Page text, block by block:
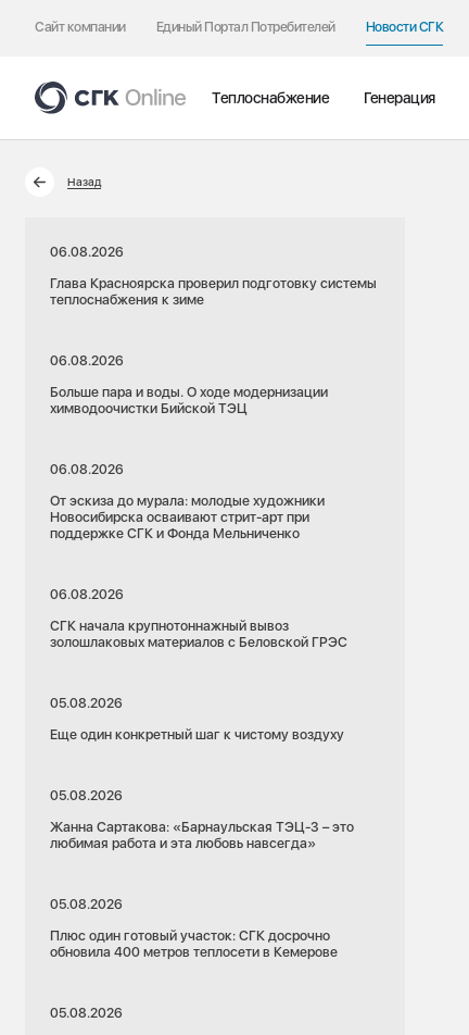
Сайт компании Единый Портал Потребителей Новости СГК
Теплоснабжение Генерация
Назад
06.08.2026
Глава Красноярска проверил подготовку системы
теплоснабжения к зиме
06.08.2026
Больше пара и воды. О ходе модернизации
химводоочистки Бийской ТЭЦ
06.08.2026
От эскиза до мурала: молодые художники
Новосибирска осваивают стрит-арт при
поддержке СГК и Фонда Мельниченко
06.08.2026
СГК начала крупнотоннажный вывоз
золошлаковых материалов с Беловской ГРЭС
05.08.2026
Еще один конкретный шаг к чистому воздуху
05.08.2026
Жанна Сартакова: «Барнаульская ТЭЦ-3 – это
любимая работа и эта любовь навсегда»
05.08.2026
Плюс один готовый участок: СГК досрочно
обновила 400 метров теплосети в Кемерове
05.08.2026